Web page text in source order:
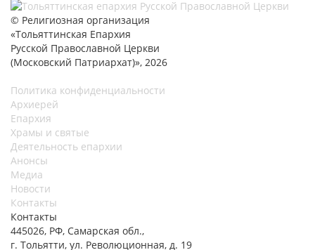
© Религиозная организация
«Тольяттинская Епархия
Русской Православной Церкви
(Московский Патриархат)», 2026
Политика конфиденциальности
Архиерей
Епархия
Храмы и святые
Деятельность епархии
Анонсы
Медиа
Новости
Контакты
Контакты
445026, РФ, Самарская обл.,
г. Тольятти, ул. Революционная, д. 19